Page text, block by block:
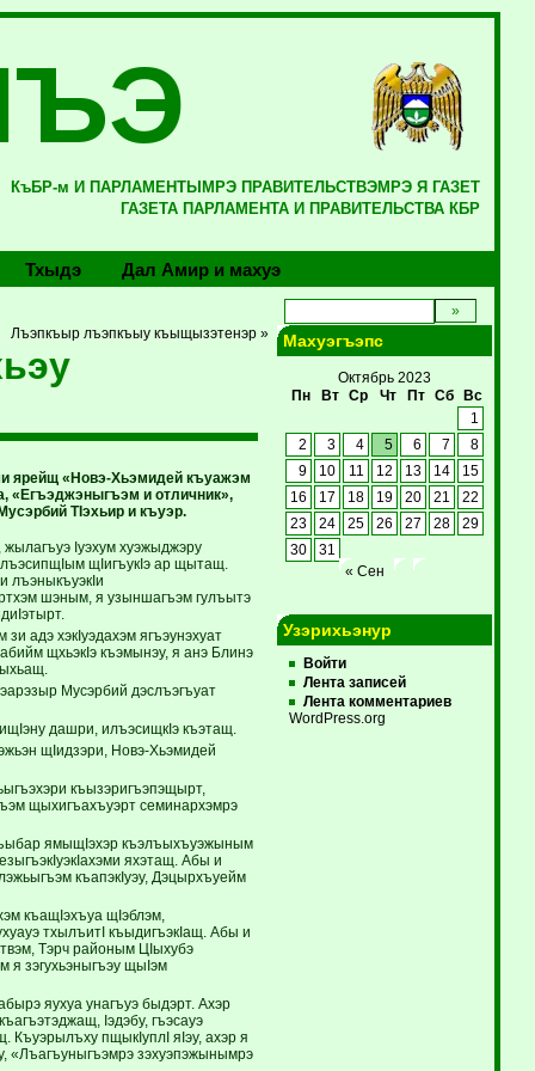
КъБР-м И ПАРЛАМЕНТЫМРЭ ПРАВИТЕЛЬСТВЭМРЭ Я ГАЗЕТ
ГАЗЕТА ПАРЛАМЕНТА И ПРАВИТЕЛЬСТВА КБР
Тхыдэ Дал Амир и махуэ
Лъэпкъыр лъэпкъыу къыщызэтенэр »
ярейщ «Новэ-Хьэмидей къуажэм
«Егъэджэныгъэм и отличник»,
ТIэхьир и къуэр.
Iуэхум хуэжыджэру
щIигъукIэ ар щытащ.
лъэныкъуэкIи
шэным, я узыншагъэм гулъытэ
адэ хэкIуэдахэм ягъэунэхуат
щхьэкIэ къэмынэу, я анэ Блинэ
Мусэрбий дэслъэгъуат
дашри, илъэсищкIэ къэтащ.
щIидзэри, Новэ-Хьэмидей
къызэригъэпэщырт,
щыхигъахъуэрт семинархэмрэ
ямыщIэхэр къэлъыхъуэжыным
яхэтащ. Абы и
къапэкIуэу, Дэцырхъуейм
къащIэхъуа щIэблэм,
тхылъитI къыдигъэкIащ. Абы и
Тэрч районым ЦIыхубэ
я зэгухьэныгъэу щыIэм
яухуа унагъуэ быдэрт. Ахэр
Iэдэбу, гъэсауэ
Къуэрылъху пщыкIуплI яIэу, ахэр я
«Лъагъуныгъэмрэ зэхуэпэжынымрэ
Махуэгъэпс
Октябрь 2023
Пн
Вт Ср Чт Пт Сб
Вс
1
2
3 4 5 6 7
8
9
10 11 12 13 14
15
16
17 18 19 20 21
22
23
24 25 26 27 28
29
30
31
« Сен
Узэрихьэнур
Войти
Лента записей
Лента комментариев
WordPress.org